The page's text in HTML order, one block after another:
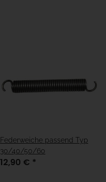
Federweiche passend Typ
30/40/50/60
12,90 € *